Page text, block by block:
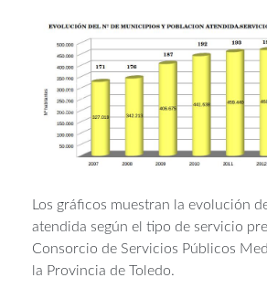
Los gráficos muestran la evolución
atendida según el tipo de servicio
Consorcio de Servicios Públicos
la Provincia de Toledo.